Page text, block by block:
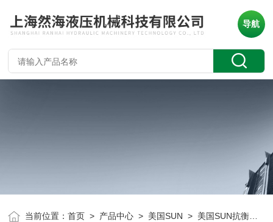
导航
当前位置：首页 > 产品中心 > 美国SUN > 美国SUN抗衡阀